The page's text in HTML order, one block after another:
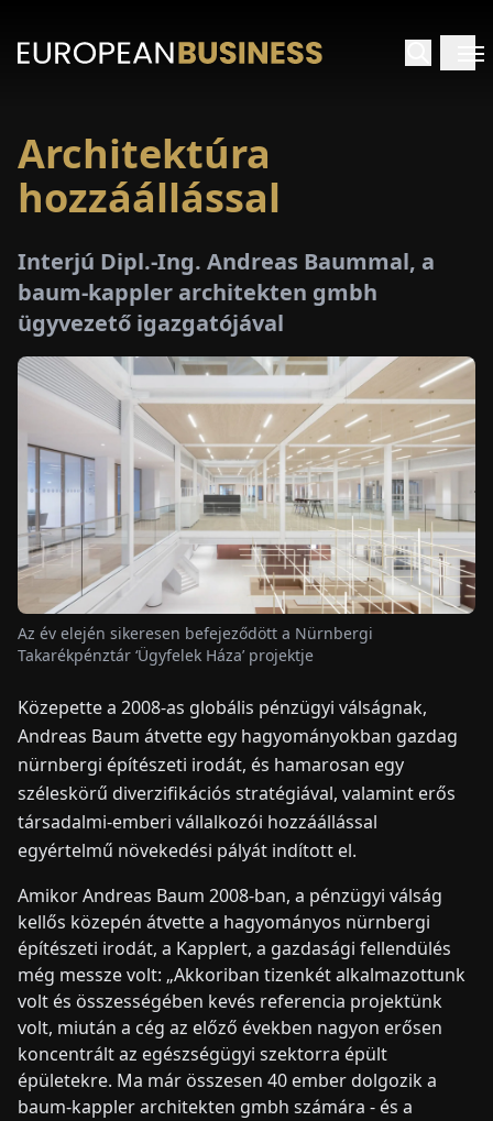
HÍREK
KAPCSOLAT
Architektúra
hozzáállással
Interjú Dipl.-Ing. Andreas Baummal, a
baum-kappler architekten gmbh
ügyvezető igazgatójával
Az év elején sikeresen befejeződött a Nürnbergi
Takarékpénztár ‘Ügyfelek Háza’ projektje
Közepette a 2008-as globális pénzügyi válságnak,
Andreas Baum átvette egy hagyományokban gazdag
nürnbergi építészeti irodát, és hamarosan egy
széleskörű diverzifikációs stratégiával, valamint erős
társadalmi-emberi vállalkozói hozzáállással
egyértelmű növekedési pályát indított el.
Amikor Andreas Baum 2008-ban, a pénzügyi válság
kellős közepén átvette a hagyományos nürnbergi
építészeti irodát, a Kapplert, a gazdasági fellendülés
még messze volt: „Akkoriban tizenkét alkalmazottunk
volt és összességében kevés referencia projektünk
volt, miután a cég az előző években nagyon erősen
koncentrált az egészségügyi szektorra épült
épületekre. Ma már összesen 40 ember dolgozik a
baum-kappler architekten gmbh számára - és a